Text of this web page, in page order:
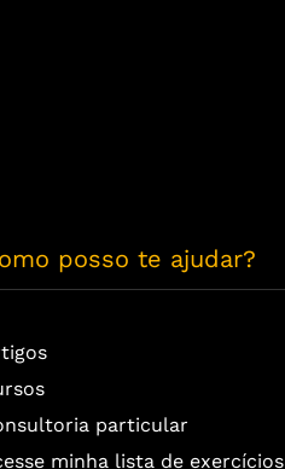
posso te ajudar?
particular
minha lista de exercícios